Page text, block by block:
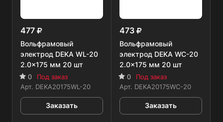
477
Вольфрамовый
электрод DEKA WL-20
2.0x175 мм 20 шт
0
Под заказ
Арт. DEKA20175WL-20
Заказать
473
Вольфрамовый
электрод DEKA WC-20
2.0x175 мм 20 шт
0
Под заказ
Арт. DEKA20175WC-20
Заказать